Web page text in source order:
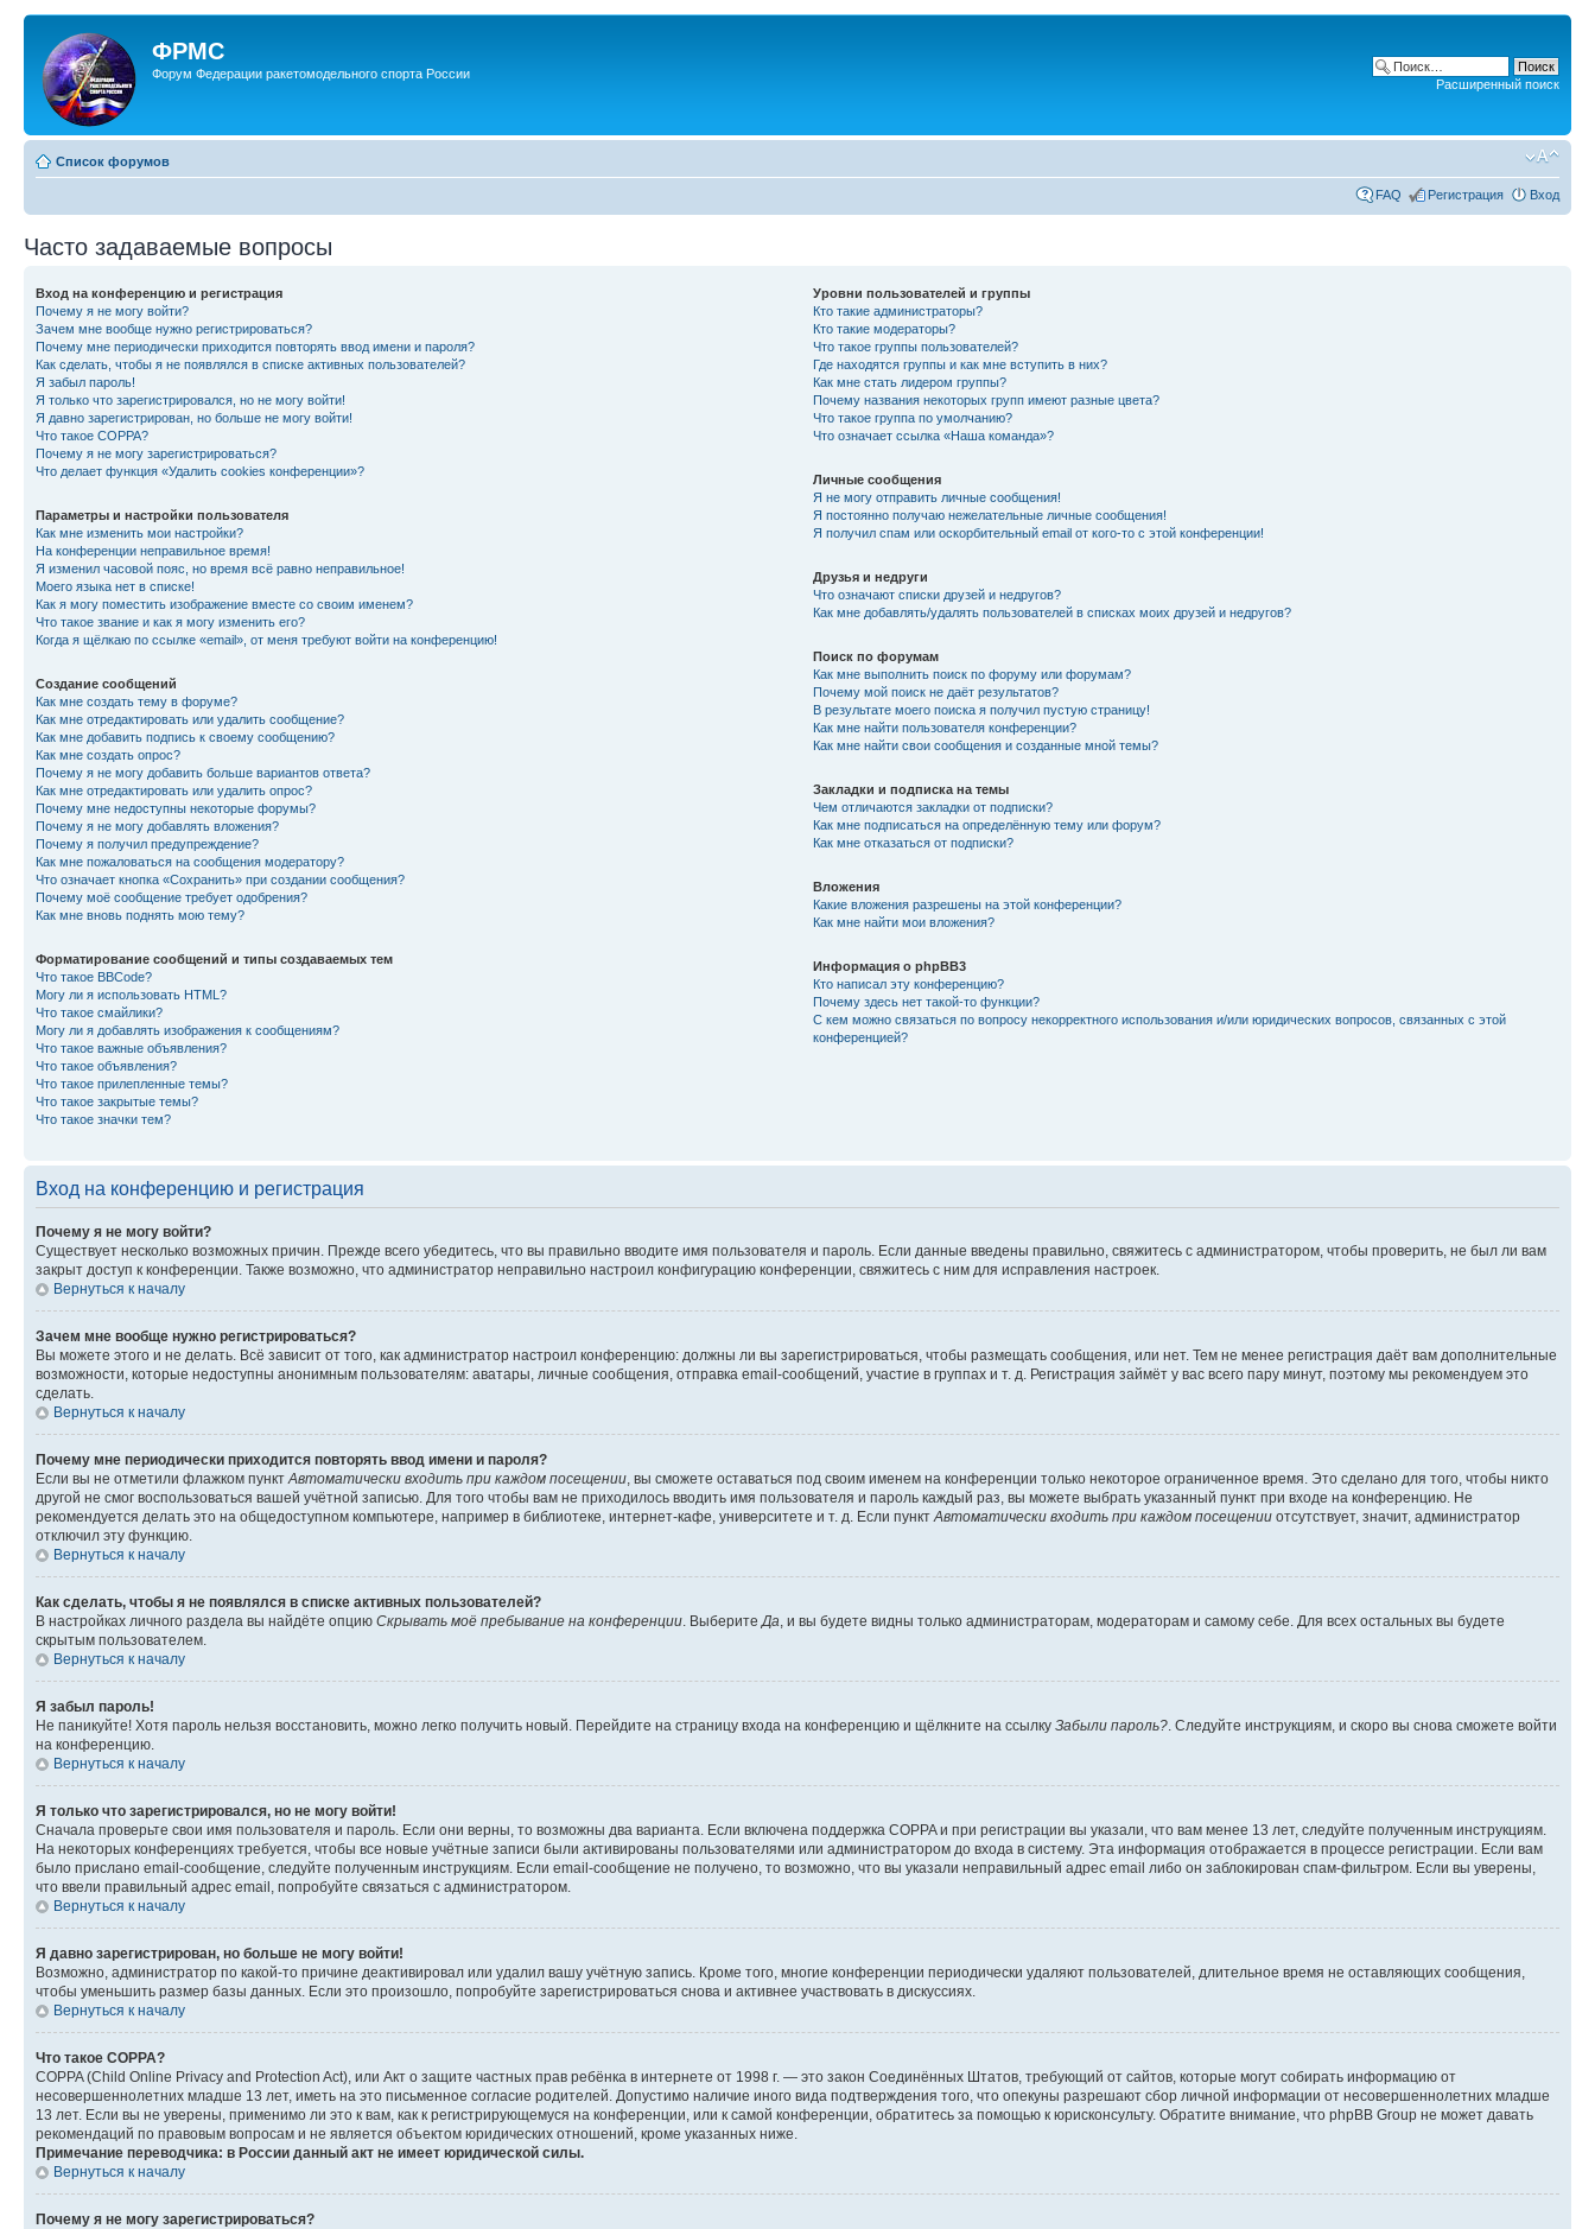
ФРМС
Форум Федерации ракетомодельного спорта России
Расширенный поиск
Список форумов
FAQ Регистрация Вход
Часто задаваемые вопросы
Вход на конференцию и регистрация
Почему я не могу войти?
Зачем мне вообще нужно регистрироваться?
Почему мне периодически приходится повторять ввод имени и пароля?
Как сделать, чтобы я не появлялся в списке активных пользователей?
Я забыл пароль!
Я только что зарегистрировался, но не могу войти!
Я давно зарегистрирован, но больше не могу войти!
Что такое COPPA?
Почему я не могу зарегистрироваться?
Что делает функция «Удалить cookies конференции»?
Параметры и настройки пользователя
Как мне изменить мои настройки?
На конференции неправильное время!
Я изменил часовой пояс, но время всё равно неправильное!
Моего языка нет в списке!
Как я могу поместить изображение вместе со своим именем?
Что такое звание и как я могу изменить его?
Когда я щёлкаю по ссылке «email», от меня требуют войти на конференцию!
Создание сообщений
Как мне создать тему в форуме?
Как мне отредактировать или удалить сообщение?
Как мне добавить подпись к своему сообщению?
Как мне создать опрос?
Почему я не могу добавить больше вариантов ответа?
Как мне отредактировать или удалить опрос?
Почему мне недоступны некоторые форумы?
Почему я не могу добавлять вложения?
Почему я получил предупреждение?
Как мне пожаловаться на сообщения модератору?
Что означает кнопка «Сохранить» при создании сообщения?
Почему моё сообщение требует одобрения?
Как мне вновь поднять мою тему?
Форматирование сообщений и типы создаваемых тем
Что такое BBCode?
Могу ли я использовать HTML?
Что такое смайлики?
Могу ли я добавлять изображения к сообщениям?
Что такое важные объявления?
Что такое объявления?
Что такое прилепленные темы?
Что такое закрытые темы?
Что такое значки тем?
Уровни пользователей и группы
Кто такие администраторы?
Кто такие модераторы?
Что такое группы пользователей?
Где находятся группы и как мне вступить в них?
Как мне стать лидером группы?
Почему названия некоторых групп имеют разные цвета?
Что такое группа по умолчанию?
Что означает ссылка «Наша команда»?
Личные сообщения
Я не могу отправить личные сообщения!
Я постоянно получаю нежелательные личные сообщения!
Я получил спам или оскорбительный email от кого-то с этой конференции!
Друзья и недруги
Что означают списки друзей и недругов?
Как мне добавлять/удалять пользователей в списках моих друзей и недругов?
Поиск по форумам
Как мне выполнить поиск по форуму или форумам?
Почему мой поиск не даёт результатов?
В результате моего поиска я получил пустую страницу!
Как мне найти пользователя конференции?
Как мне найти свои сообщения и созданные мной темы?
Закладки и подписка на темы
Чем отличаются закладки от подписки?
Как мне подписаться на определённую тему или форум?
Как мне отказаться от подписки?
Вложения
Какие вложения разрешены на этой конференции?
Как мне найти мои вложения?
Информация о phpBB3
Кто написал эту конференцию?
Почему здесь нет такой-то функции?
С кем можно связаться по вопросу некорректного использования и/или юридических вопросов, связанных с этой
конференцией?
Вход на конференцию и регистрация
Почему я не могу войти?
Существует несколько возможных причин. Прежде всего убедитесь, что вы правильно вводите имя пользователя и пароль. Если данные введены правильно, свяжитесь с администратором, чтобы проверить, не был ли вам
закрыт доступ к конференции. Также возможно, что администратор неправильно настроил конфигурацию конференции, свяжитесь с ним для исправления настроек.
Вернуться к началу
Зачем мне вообще нужно регистрироваться?
Вы можете этого и не делать. Всё зависит от того, как администратор настроил конференцию: должны ли вы зарегистрироваться, чтобы размещать сообщения, или нет. Тем не менее регистрация даёт вам дополнительные
возможности, которые недоступны анонимным пользователям: аватары, личные сообщения, отправка email-сообщений, участие в группах и т. д. Регистрация займёт у вас всего пару минут, поэтому мы рекомендуем это
сделать.
Вернуться к началу
Почему мне периодически приходится повторять ввод имени и пароля?
Если вы не отметили флажком пунктАвтоматически входить при каждом посещении, вы сможете оставаться под своим именем на конференции только некоторое ограниченное время. Это сделано для того, чтобы никто
другой не смог воспользоваться вашей учётной записью. Для того чтобы вам не приходилось вводить имя пользователя и пароль каждый раз, вы можете выбрать указанный пункт при входе на конференцию. Не
рекомендуется делать это на общедоступном компьютере, например в библиотеке, интернет-кафе, университете и т. д. Если пунктАвтоматически входить при каждом посещении отсутствует, значит, администратор
отключил эту функцию.
Вернуться к началу
Как сделать, чтобы я не появлялся в списке активных пользователей?
В настройках личного раздела вы найдёте опцию Скрывать моё пребывание на конференции. ВыберитеДа, и вы будете видны только администраторам, модераторам и самому себе. Для всех остальных вы будете
скрытым пользователем.
Вернуться к началу
Я забыл пароль!
Не паникуйте! Хотя пароль нельзя восстановить, можно легко получить новый. Перейдите на страницу входа на конференцию и щёлкните на ссылку Забыли пароль?. Следуйте инструкциям, и скоро вы снова сможете войти
на конференцию.
Вернуться к началу
Я только что зарегистрировался, но не могу войти!
Сначала проверьте свои имя пользователя и пароль. Если они верны, то возможны два варианта. Если включена поддержка COPPA и при регистрации вы указали, что вам менее 13 лет, следуйте полученным инструкциям.
На некоторых конференциях требуется, чтобы все новые учётные записи были активированы пользователями или администратором до входа в систему. Эта информация отображается в процессе регистрации. Если вам
было прислано email-сообщение, следуйте полученным инструкциям. Если email-сообщение не получено, то возможно, что вы указали неправильный адрес email либо он заблокирован спам-фильтром. Если вы уверены,
что ввели правильный адрес email, попробуйте связаться с администратором.
Вернуться к началу
Я давно зарегистрирован, но больше не могу войти!
Возможно, администратор по какой-то причине деактивировал или удалил вашу учётную запись. Кроме того, многие конференции периодически удаляют пользователей, длительное время не оставляющих сообщения,
чтобы уменьшить размер базы данных. Если это произошло, попробуйте зарегистрироваться снова и активнее участвовать в дискуссиях.
Вернуться к началу
Что такое COPPA?
COPPA (Child Online Privacy and Protection Act), или Акт о защите частных прав ребёнка в интернете от 1998 г. — это закон Соединённых Штатов, требующий от сайтов, которые могут собирать информацию от
несовершеннолетних младше 13 лет, иметь на это письменное согласие родителей. Допустимо наличие иного вида подтверждения того, что опекуны разрешают сбор личной информации от несовершеннолетних младше
13 лет. Если вы не уверены, применимо ли это к вам, как к регистрирующемуся на конференции, или к самой конференции, обратитесь за помощью к юрисконсульту. Обратите внимание, что phpBB Group не может давать
рекомендаций по правовым вопросам и не является объектом юридических отношений, кроме указанных ниже.
Примечание переводчика: в России данный акт не имеет юридической силы.
Вернуться к началу
Почему я не могу зарегистрироваться?